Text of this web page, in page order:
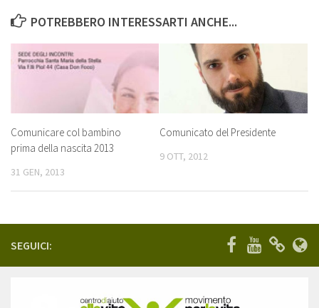
POTREBBERO INTERESSARTI ANCHE...
Comunicare col bambino
prima della nascita 2013
31 GEN, 2013
Comunicato del Presidente
9 OTT, 2012
SEGUICI: